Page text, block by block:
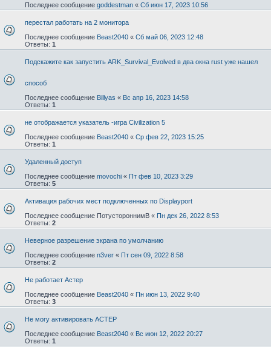
Последнее сообщение goddestman « Сб июн 17, 2023 10:56
перестал работать на 2 монитора
Последнее сообщение Beast2040 « Сб май 06, 2023 12:48
Ответы: 1
Подскажите как запустить ARK_Survival_Evolved в два окна rust уже нашел
способ
Последнее сообщение Billyas « Вс апр 16, 2023 14:58
Ответы: 1
не отображается указатель -игра Civilization 5
Последнее сообщение Beast2040 « Ср фев 22, 2023 15:25
Ответы: 1
Удаленный доступ
Последнее сообщение movochi « Пт фев 10, 2023 3:29
Ответы: 5
Активация рабочих мест подключенных по Displayport
Последнее сообщение ПотустороннимВ « Пн дек 26, 2022 8:53
Ответы: 2
Неверное разрешение экрана по умолчанию
Последнее сообщение n3ver « Пт сен 09, 2022 8:58
Ответы: 2
Не работает Астер
Последнее сообщение Beast2040 « Пн июн 13, 2022 9:40
Ответы: 3
Не могу активировать АСТЕР
Последнее сообщение Beast2040 « Вс июн 12, 2022 20:27
Ответы: 1